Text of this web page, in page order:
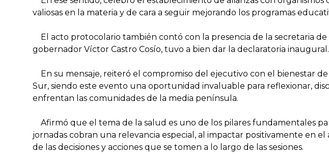
valiosas en la materia y de cara a seguir mejorando los programas
El acto protocolario también contó con la presencia de la secretaria
gobernador Víctor Castro Cosío, tuvo a bien dar la declaratoria inaugural.
En su mensaje, reiteró el compromiso del ejecutivo con el bienestar
Sur, siendo este evento una oportunidad invaluable para reflexionar,
enfrentan las comunidades de la media península.
Afirmó que el tema de la salud es uno de los pilares fundamentales
jornadas cobran una relevancia especial, al impactar positivamente en
de las decisiones y acciones que se tomen a lo largo de las sesiones.